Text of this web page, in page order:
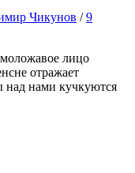
Чикунов /9
лицо
отражает
над нами кучкуются